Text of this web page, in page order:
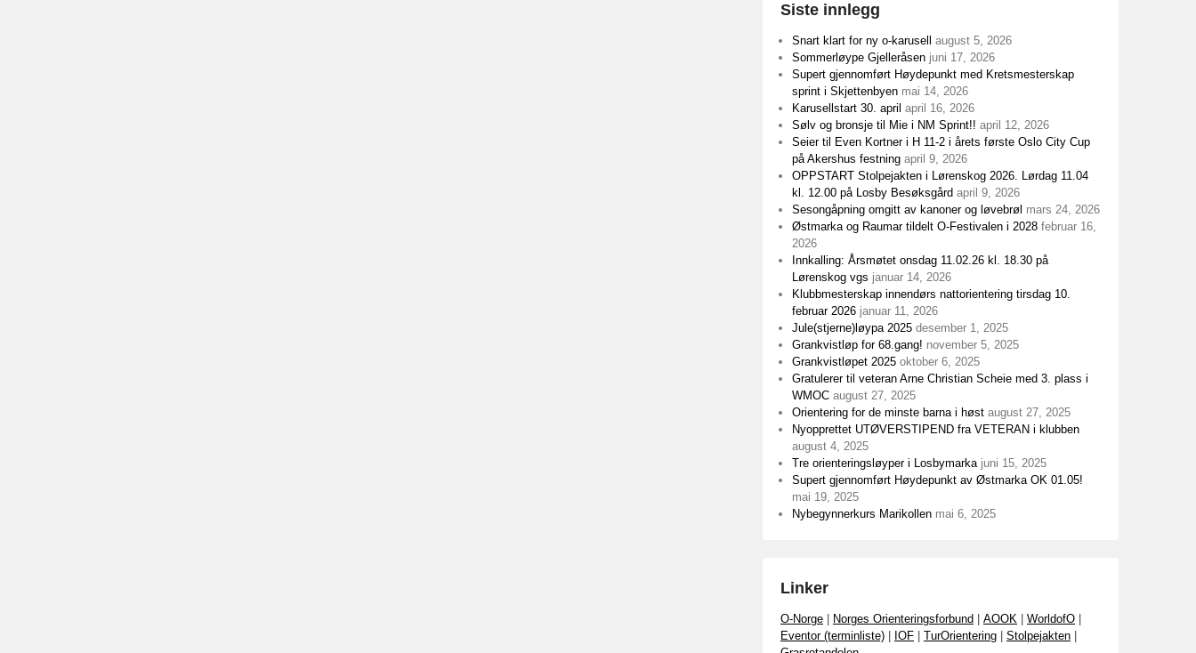
Siste innlegg
Snart klart for ny o-karusell
august 5, 2026
Sommerløype Gjelleråsen juni 17, 2026
Supert gjennomført Høydepunkt med Kretsmesterskap
sprint i Skjettenbyen mai 14, 2026
Karusellstart 30. april april 16, 2026
Sølv og bronsje til Mie i NM Sprint!! april 12, 2026
Seier til Even Kortner i H 11-2 i årets første Oslo City Cup
på Akershus festning april 9, 2026
OPPSTART Stolpejakten i Lørenskog 2026. Lørdag 11.04
kl. 12.00 på Losby Besøksgård april 9, 2026
Sesongåpning omgitt av kanoner og løvebrøl mars 24, 2026
Østmarka og Raumar tildelt O-Festivalen i 2028 februar 16,
2026
Innkalling: Årsmøtet onsdag 11.02.26 kl. 18.30 på
Lørenskog vgs januar 14, 2026
Klubbmesterskap innendørs nattorientering tirsdag 10.
februar 2026 januar 11, 2026
Jule(stjerne)løypa 2025 desember 1, 2025
Grankvistløp for 68.gang! november 5, 2025
Grankvistløpet 2025 oktober 6, 2025
Gratulerer til veteran Arne Christian Scheie med 3. plass i
WMOC august 27, 2025
Orientering for de minste barna i høst august 27, 2025
Nyopprettet UTØVERSTIPEND fra VETERAN i klubben
august 4, 2025
Tre orienteringsløyper i Losbymarka juni 15, 2025
Supert gjennomført Høydepunkt av Østmarka OK 01.05!
mai 19, 2025
Nybegynnerkurs Marikollen mai 6, 2025
Linker
O-Norge Norges Orienteringsforbund AOOK WorldofO
Eventor (terminliste)
IOF TurOrientering Stolpejakten